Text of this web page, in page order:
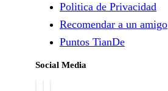
Politica de Privacidad
Recomendar a un amigo
Puntos TianDe
Social Media